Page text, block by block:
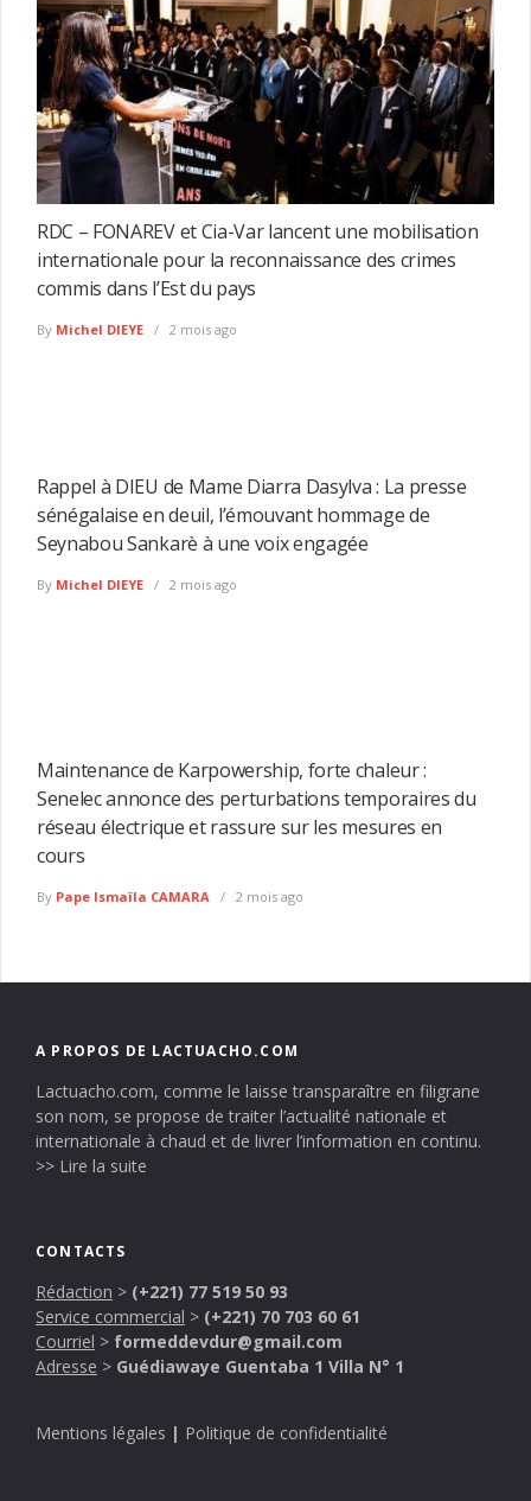
RDC – FONAREV et Cia-Var lancent une mobilisation
internationale pour la reconnaissance des crimes
commis dans l’Est du pays
By Michel DIEYE 2 mois ago
Rappel à DIEU de Mame Diarra Dasylva : La presse
sénégalaise en deuil, l’émouvant hommage de
Seynabou Sankarè à une voix engagée
By Michel DIEYE 2 mois ago
Maintenance de Karpowership, forte chaleur :
Senelec annonce des perturbations temporaires du
réseau électrique et rassure sur les mesures en
cours
By Pape Ismaïla CAMARA 2 mois ago
A PROPOS DE LACTUACHO.COM
Lactuacho.com, comme le laisse transparaître en filigrane
son nom, se propose de traiter l’actualité nationale et
internationale à chaud et de livrer l’information en continu.
>> Lire la suite
CONTACTS
Rédaction > (+221) 77 519 50 93
Service commercial > (+221) 70 703 60 61
Courriel > formeddevdur@gmail.com
Adresse > Guédiawaye Guentaba 1 Villa N° 1
Mentions légales | Politique de confidentialité